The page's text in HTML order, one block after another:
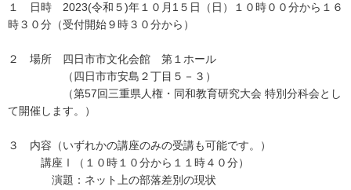
１ 日時 2023(令和５)年１０月1５日（日）１０時００分から１６
時３０分（受付開始９時３０分から）
２ 場所 四日市市文化会館 第１ホール
（四日市市安島２丁目５－３）
（第57回三重県人権・同和教育研究大会 特別分科会とし
て開催します。）
３ 内容（いずれかの講座のみの受講も可能です。）
講座Ⅰ（１０時１０分から１１時４０分）
演題：ネット上の部落差別の現状